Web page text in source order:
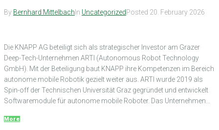
By Bernhard Mittelbach In UncategorizedPosted 20. February 2026
Die KNAPP AG beteiligt sich als strategischer Investor am Grazer
Deep-Tech-Unternehmen ARTI (Autonomous Robot Technology
GmbH). Mit der Beteiligung baut KNAPP ihre Kompetenzen im Bereich
autonome mobile Robotik gezielt weiter aus. ARTI wurde 2019 als
Spin-off der Technischen Universität Graz gegründet und entwickelt
Softwaremodule für autonome mobile Roboter. Das Unternehmen...
More